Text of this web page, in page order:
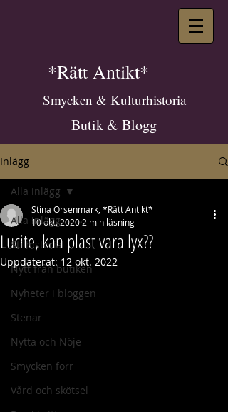
*Rätt Antikt*
Smycken & Kulturhistoria
Butik & Blogg
Inlägg
Alla inlägg
Stilhistoria
Nytt från butiken
Nyheter i bloggen
Stenar
Nytta och Nöje
Smycken förr
Vård och skötsel
Alla inlägg
Lucite, kan plast vara lyx??
Stina Orsenmark, *Rätt Antikt*
10 okt. 2020 2 min läsning
Uppdaterat: 12 okt. 2022